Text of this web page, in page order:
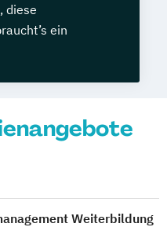
diese
ein
Weiterbildung